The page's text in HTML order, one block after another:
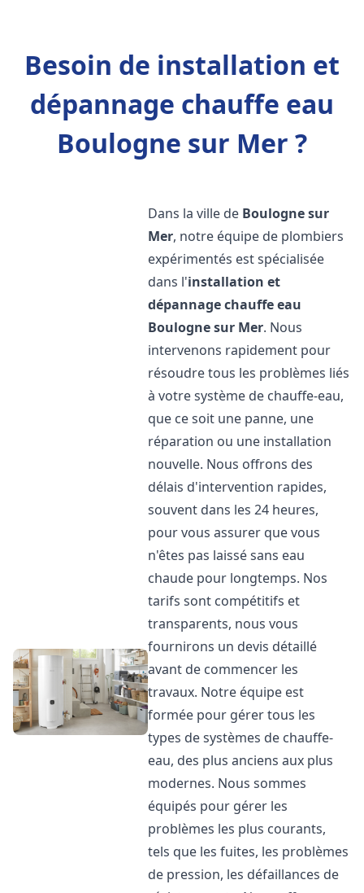
Besoin de installation et
dépannage chauffe eau
Boulogne sur Mer ?
Dans la ville de Boulogne sur
Mer, notre équipe de plombiers
expérimentés est spécialisée
dans l'installation et
dépannage chauffe eau
Boulogne sur Mer. Nous
intervenons rapidement pour
résoudre tous les problèmes liés
à votre système de chauffe-eau,
que ce soit une panne, une
réparation ou une installation
nouvelle. Nous offrons des
délais d'intervention rapides,
souvent dans les 24 heures,
pour vous assurer que vous
n'êtes pas laissé sans eau
chaude pour longtemps. Nos
tarifs sont compétitifs et
transparents, nous vous
fournirons un devis détaillé
avant de commencer les
travaux. Notre équipe est
formée pour gérer tous les
types de systèmes de chauffe-
eau, des plus anciens aux plus
modernes. Nous sommes
équipés pour gérer les
problèmes les plus courants,
tels que les fuites, les problèmes
de pression, les défaillances de